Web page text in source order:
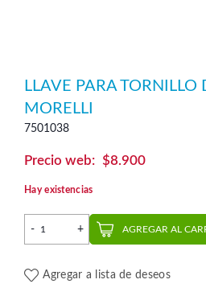
LLAVE PARA TORNILLO
MORELLI
7501038
$8.900
Hay existencias
Llave para Tornillo de
AGREGAR AL
Agregar a lista de deseos